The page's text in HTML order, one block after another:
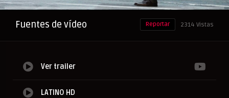
Anuncio
Fuentes de vídeo 2314 Vistas
Reportar
Ver trailer
LATINO HD